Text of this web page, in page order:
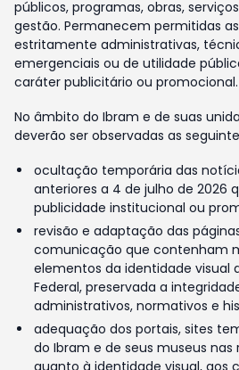
públicos, programas, obras,
gestão. Permanecem permitidas
estritamente administrativas,
emergenciais ou de utilidade
caráter publicitário ou promocional.
No âmbito do Ibram e de suas
deverão ser observadas as
ocultação temporária das
anteriores a 4 de julho de 2026
publicidade institucional ou
revisão e adaptação das
comunicação que contenham
elementos da identidade visual
Federal, preservada a
administrativos, normativos e
adequação dos portais, sites
do Ibram e de seus museus nas